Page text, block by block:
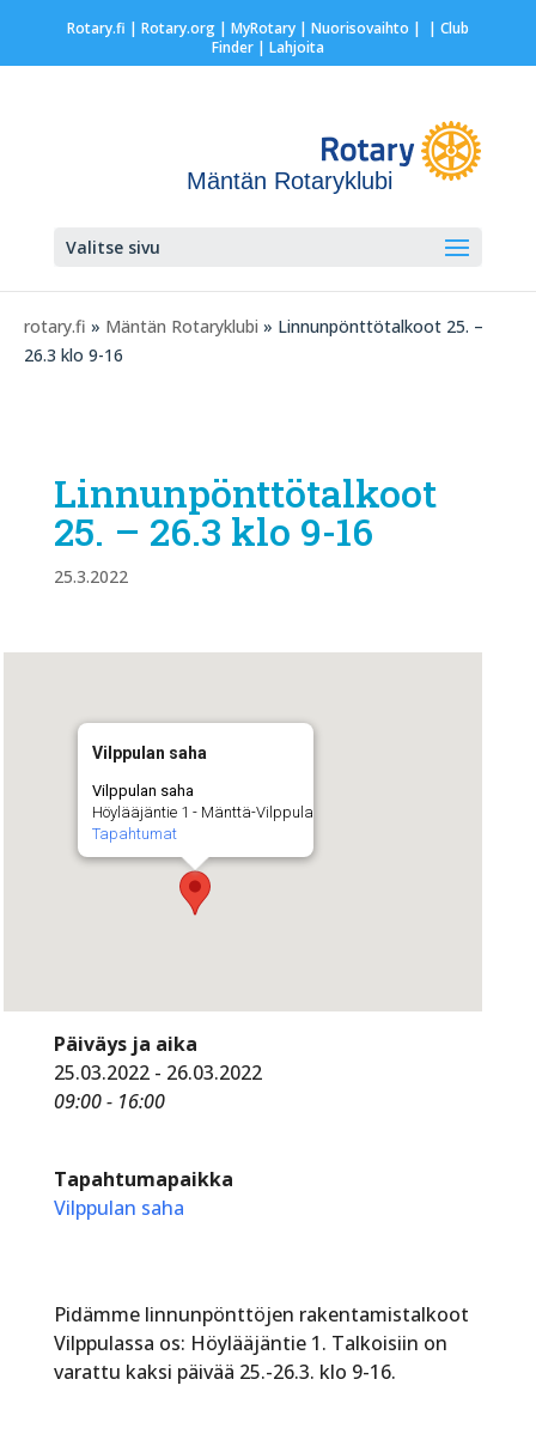
Rotary.fi | Rotary.org| MyRotary | Nuorisovaihto | | Club
Finder| Lahjoita
Mäntän Rotaryklubi
Valitse sivu
rotary.fi » Mäntän Rotaryklubi » Linnunpönttötalkoot 25. –
26.3 klo 9-16
Linnunpönttötalkoot
25. – 26.3 klo 9-16
25.3.2022
Vilppulan saha
Vilppulan saha
Höylääjäntie 1 - Mänttä-Vilppula
Tapahtumat
Päiväys ja aika
25.03.2022 - 26.03.2022
09:00 - 16:00
Tapahtumapaikka
Vilppulan saha
Pidämme linnunpönttöjen rakentamistalkoot
Vilppulassa os: Höylääjäntie 1. Talkoisiin on
varattu kaksi päivää 25.-26.3. klo 9-16.